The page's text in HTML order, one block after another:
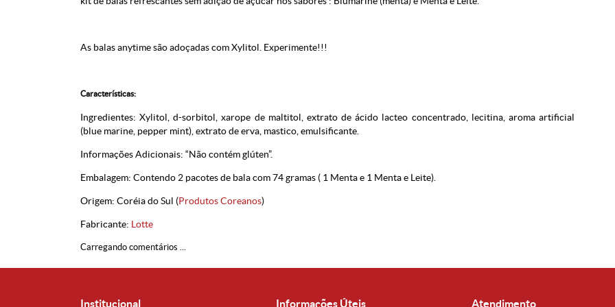
As balas anytime são adoçadas com Xylitol. Experimente!!!
Características:
Ingredientes: Xylitol, d-sorbitol, xarope de maltitol, extrato de ácido lacteo concentrado, lecitina, aroma artificial
(blue marine, pepper mint), extrato de erva, mastico, emulsificante.
Informações Adicionais: “Não contém glúten”.
Embalagem: Contendo 2 pacotes de bala com 74 gramas ( 1 Menta e 1 Menta e Leite).
Origem: Coréia do Sul (Produtos Coreanos)
Fabricante: Lotte
Carregando comentários ...
Institucional Informações Úteis Atendimento